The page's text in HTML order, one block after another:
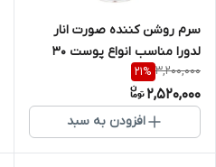
سرم روشن کننده صورت انار
لدورا مناسب انواع پوست 30
میل
3,200,000
21%
2,520,000
افزودن به سبد